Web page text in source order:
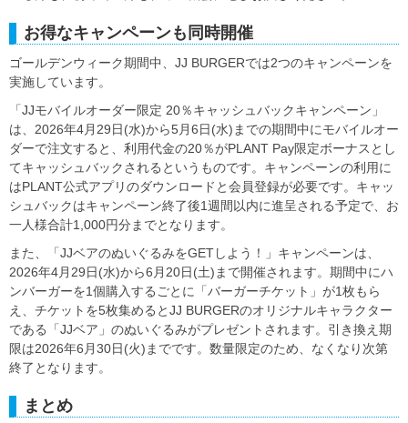
お得なキャンペーンも同時開催
ゴールデンウィーク期間中、JJ BURGERでは2つのキャンペーンを
実施しています。
「JJモバイルオーダー限定 20％キャッシュバックキャンペーン」
は、2026年4月29日(水)から5月6日(水)までの期間中にモバイルオー
ダーで注文すると、利用代金の20％がPLANT Pay限定ボーナスとし
てキャッシュバックされるというものです。キャンペーンの利用に
はPLANT公式アプリのダウンロードと会員登録が必要です。キャッ
シュバックはキャンペーン終了後1週間以内に進呈される予定で、お
一人様合計1,000円分までとなります。
また、「JJベアのぬいぐるみをGETしよう！」キャンペーンは、
2026年4月29日(水)から6月20日(土)まで開催されます。期間中にハ
ンバーガーを1個購入するごとに「バーガーチケット」が1枚もら
え、チケットを5枚集めるとJJ BURGERのオリジナルキャラクター
である「JJベア」のぬいぐるみがプレゼントされます。引き換え期
限は2026年6月30日(火)までです。数量限定のため、なくなり次第
終了となります。
まとめ